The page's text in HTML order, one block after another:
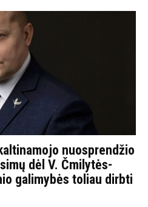
nuosprendžio
dėl V. Čmilytės-
galimybės toliau dirbti